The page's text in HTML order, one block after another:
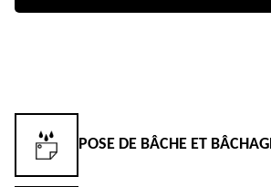
POSE DE BÂCHE ET